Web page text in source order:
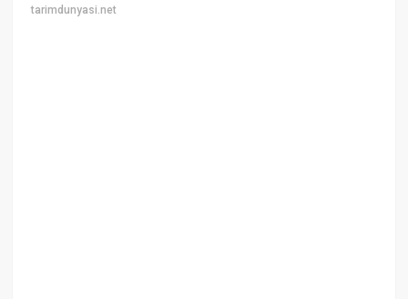
tarimdunyasi.net